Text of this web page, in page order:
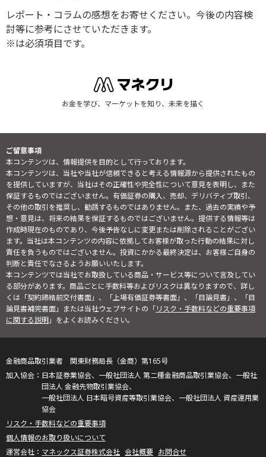
レポート・コラムの感想をお寄せください。今後の内容検
討等に参考にさせていただきます。
※は必須項目です。
お金を学び、マーケットを知り、未来を描く
ご留意事項
本コンテンツは、情報提供を目的として行っております。
本コンテンツは、当社や当社が信頼できると考える情報源から提供されたもの
を提供していますが、当社はその正確性や完全性について意見を表明し、また
保証するものではございません。有価証券の購入、売却、デリバティブ取引、
その他の取引を推奨し、勧誘するものではありません。また、過去の実績や予
想・意見は、将来の結果を保証するものではございません。提供する情報等は
作成時現在のものであり、今後予告なしに変更または削除されることがござい
ます。当社は本コンテンツの内容に依拠してお客様が取った行動の結果に対し
責任を負うものではございません。投資にかかる最終決定は、お客様ご自身の
判断と責任でなさるようお願いいたします。
本コンテンツでは当社でお取扱している商品・サービス等について言及してい
る部分があります。商品ごとに手数料等およびリスクは異なりますので、詳し
くは「契約締結前交付書面」、「上場有価証券等書面」、「目論見書」、「目
論見書補完書面」または当社ウェブサイトの「リスク・手数料などの重要事項
に関する説明」をよくお読みください。
金融商品取引業者 関東財務局長（金商）第165号
日本証券業協会、一般社団法人 第二種金融商品取引業協会、一般社
団法人 金融先物取引業協会、
一般社団法人 日本暗号資産等取引業協会、一般社団法人 資産運用業
協会
リスク・手数料などの重要事項
個人情報のお取り扱いについて
マネックス証券株式会社 会社概要 お問合せ